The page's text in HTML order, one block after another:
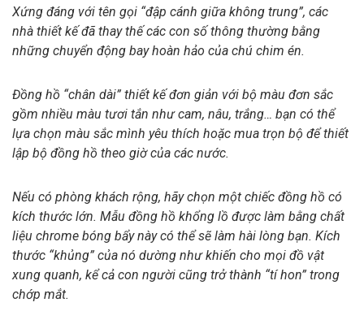
Xứng đáng với tên gọi “đập cánh giữa không trung”, các
nhà thiết kế đã thay thế các con số thông thường bằng
những chuyển động bay hoàn hảo của chú chim én.
Đồng hồ “chân dài” thiết kế đơn giản với bộ màu đơn sắc
gồm nhiều màu tươi tắn như cam, nâu, trắng… bạn có thể
lựa chọn màu sắc mình yêu thích hoặc mua trọn bộ để thiết
lập bộ đồng hồ theo giờ của các nước.
Nếu có phòng khách rộng, hãy chọn một chiếc đồng hồ có
kích thước lớn. Mẫu đồng hồ khổng lồ được làm bằng chất
liệu chrome bóng bẩy này có thể sẽ làm hài lòng bạn. Kích
thước “khủng” của nó dường như khiến cho mọi đồ vật
xung quanh, kể cả con người cũng trở thành “tí hon” trong
chớp mắt.